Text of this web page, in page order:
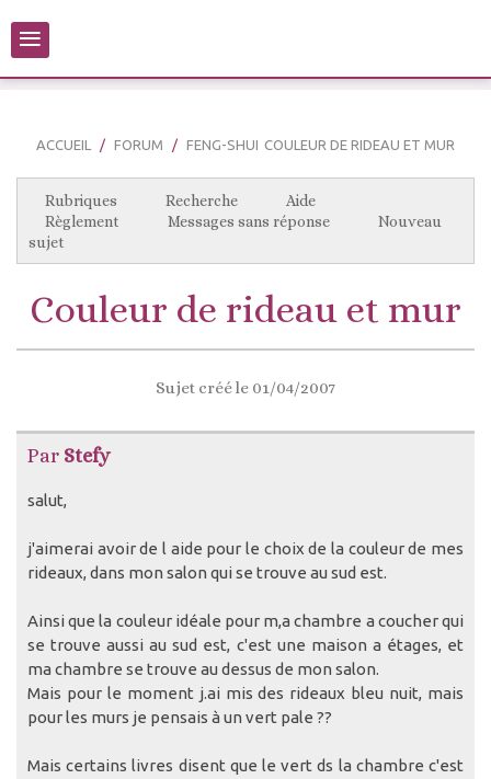
≡
ACCUEIL FORUM FENG-SHUI COULEUR DE RIDEAU ET MUR
Rubriques Recherche
Aide
Règlement
Messages sans réponse
Nouveau
sujet
Couleur de rideau et mur
Sujet créé le 01/04/2007
Par Stefy
salut,
j'aimerai avoir de l aide pour le choix de la couleur de mes
rideaux, dans mon salon qui se trouve au sud est.
Ainsi que la couleur idéale pour m,a chambre a coucher qui
se trouve aussi au sud est, c'est une maison a étages, et
ma chambre se trouve au dessus de mon salon.
Mais pour le moment j.ai mis des rideaux bleu nuit, mais
pour les murs je pensais à un vert pale ??
Mais certains livres disent que le vert ds la chambre c'est